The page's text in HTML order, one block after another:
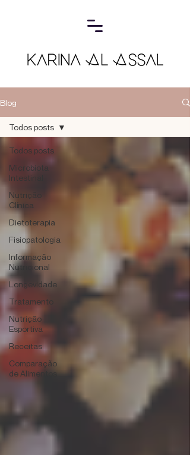
Blog
Todos posts
Microbiota
Intestinal
Nutrição
Clínica
Dietoterapia
Fisiopatologia
Informação
Nutricional
Longevidade
Tratamento
Nutrição
Esportiva
Receitas
Comparação
de Alimentos
Todos posts